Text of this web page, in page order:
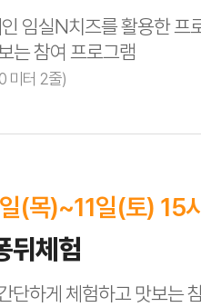
행
임실N치즈를 활용한 프
는 참여 프로그램
미터 2줄)
참여가 우선시 됩니다
(목)~11일(토) 15
뒤체험
단하게 체험하고 맛보는